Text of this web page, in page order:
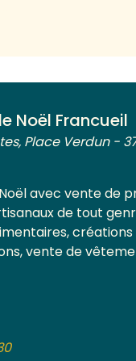
Noël Francueil
Place Verdun -
avec vente de
de tout
créations
vente de